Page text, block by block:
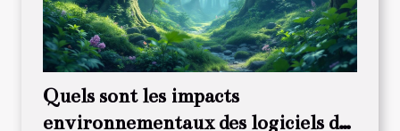
Quels sont les impacts
environnementaux des logiciels de